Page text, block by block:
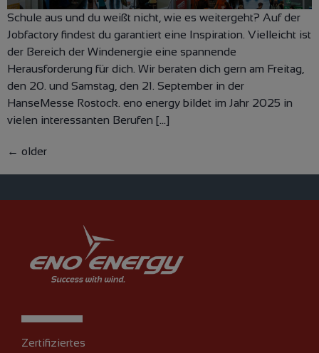
Schule aus und du weißt nicht, wie es weitergeht? Auf der
Jobfactory findest du garantiert eine Inspiration. Vielleicht ist
der Bereich der Windenergie eine spannende
Herausforderung für dich. Wir beraten dich gern am Freitag,
den 20. und Samstag, den 21. September in der
HanseMesse Rostock. eno energy bildet im Jahr 2025 in
vielen interessanten Berufen […]
← older
Zertifiziertes